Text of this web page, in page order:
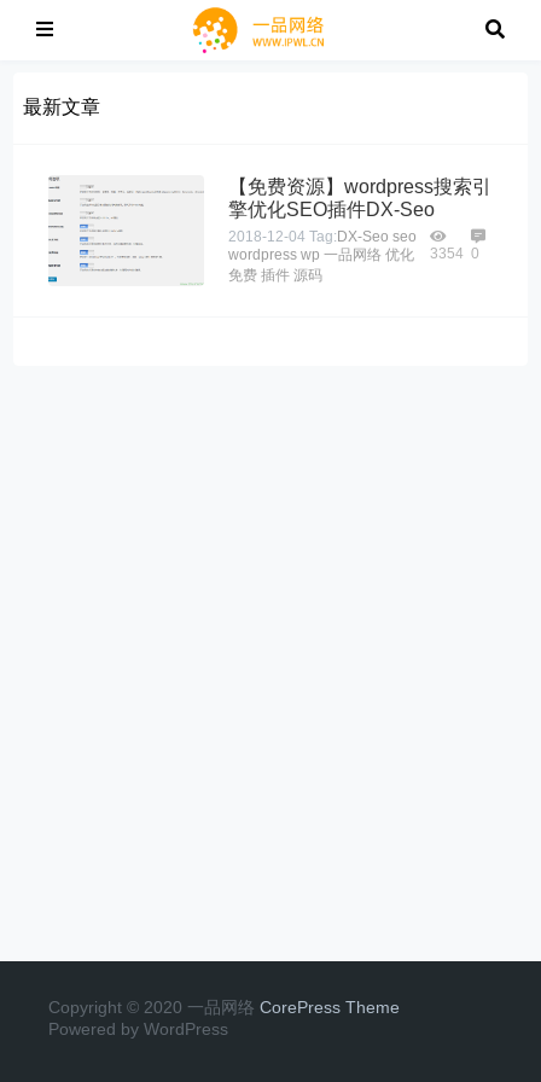
最新文章
【免费资源】wordpress搜索引
擎优化SEO插件DX-Seo
2018-12-04 Tag: DX-Seo seo
wordpress wp 一品网络 优化
免费 插件 源码
3354 0
Copyright © 2020 一品网络 CorePress Theme
Powered by WordPress